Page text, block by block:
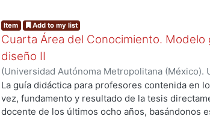
Item Add to my list
Cuarta Área del Conocimiento.
diseño II
(Universidad Autónoma Metropolitana (México).
Ciencias y Artes para el Diseño., 1993)
La guía didáctica para profesores contenida en
vez, fundamento y resultado de la tesis
docente de los últimos ocho años, basándonos